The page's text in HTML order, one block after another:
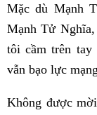
Mặc dù Mạnh
Mạnh Tử
tôi cầm trên tay
vẫn bạo lực
Không được